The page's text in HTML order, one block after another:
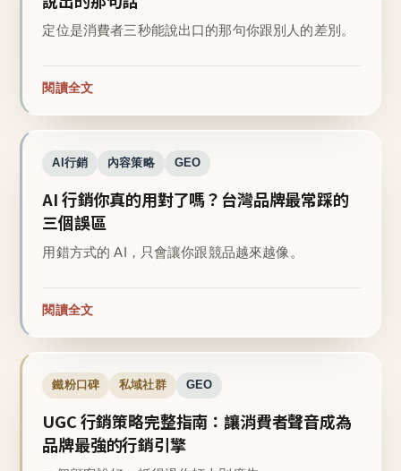
定位是消費者三秒能說出口的那句你跟別人的差別。
閱讀全文
AI行銷 內容策略 GEO
AI 行銷你真的用對了嗎？台灣品牌最常踩的
三個誤區
用錯方式的 AI，只會讓你跟競品越來越像。
閱讀全文
鐵粉口碑 私域社群 GEO
UGC 行銷策略完整指南：讓消費者聲音成為
品牌最強的行銷引擎